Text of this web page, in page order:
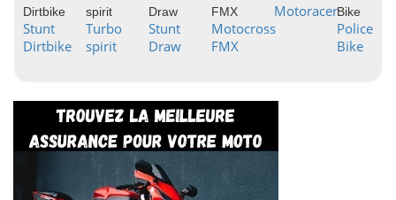
Stunt
Dirtbike
Turbo
spirit
Stunt
Draw
Motocross
FMX
Motoracer
Police
Bike